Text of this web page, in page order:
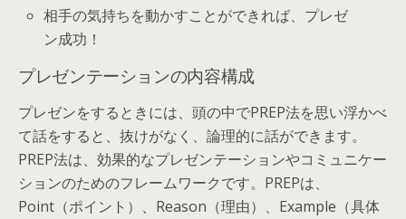
相手の気持ちを動かすことができれば、プレゼ
ン成功！
プレゼンテーションの内容構成
プレゼンをするときには、頭の中でPREP法を思い浮かべ
て話をすると、抜けがなく、論理的に話ができます。
PREP法は、効果的なプレゼンテーションやコミュニケー
ションのためのフレームワークです。PREPは、
Point（ポイント）、Reason（理由）、Example（具体